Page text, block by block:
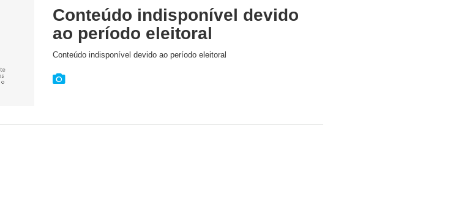
Conteúdo indisponível devido
ao período eleitoral
Conteúdo indisponível devido ao período eleitoral